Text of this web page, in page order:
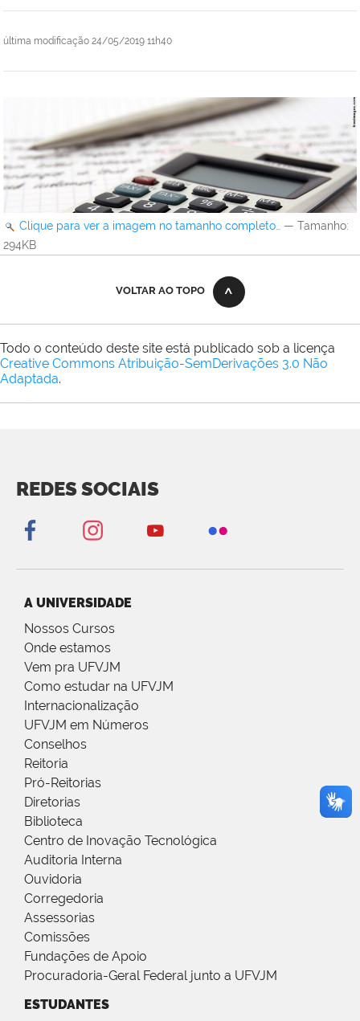
última modificação 24/05/2019 11h40
Clique para ver a imagem no tamanho completo… — Tamanho:
294KB
VOLTAR AO TOPO
Todo o conteúdo deste site está publicado sob a licença
Creative Commons Atribuição-SemDerivações 3.0 Não
Adaptada.
REDES SOCIAIS
A UNIVERSIDADE
Nossos Cursos
Onde estamos
Vem pra UFVJM
Como estudar na UFVJM
Internacionalização
UFVJM em Números
Conselhos
Reitoria
Pró-Reitorias
Diretorias
Biblioteca
Centro de Inovação Tecnológica
Auditoria Interna
Ouvidoria
Corregedoria
Assessorias
Comissões
Fundações de Apoio
Procuradoria-Geral Federal junto a UFVJM
ESTUDANTES